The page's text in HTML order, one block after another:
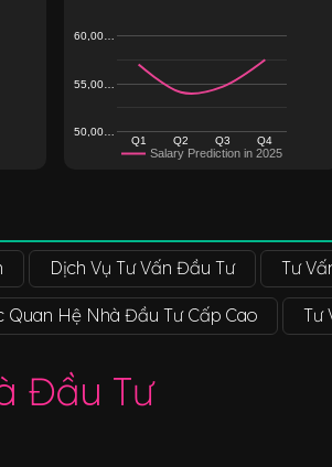
Salary Prediction in 2025
Q1 Q2 Q3 Q4
50,00…
55,00…
60,00…
Dịch Vụ Tư Vấn Đầu Tư Tư
Quan Hệ Nhà Đầu Tư Cấp Cao Tư
Đầu Tư